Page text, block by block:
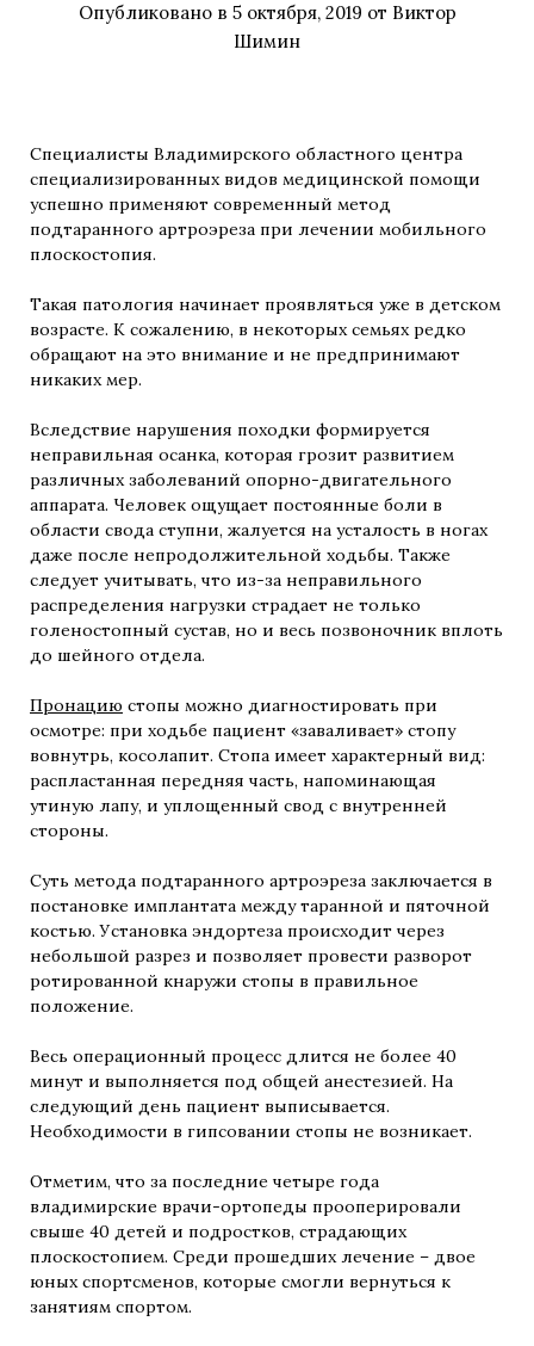
Опубликовано в 5 октября, 2019 от Виктор
Шимин
Специалисты Владимирского областного центра
специализированных видов медицинской помощи
успешно применяют современный метод
подтаранного артроэреза при лечении мобильного
плоскостопия.
Такая патология начинает проявляться уже в детском
возрасте. К сожалению, в некоторых семьях редко
обращают на это внимание и не предпринимают
никаких мер.
Вследствие нарушения походки формируется
неправильная осанка, которая грозит развитием
различных заболеваний опорно-двигательного
аппарата. Человек ощущает постоянные боли в
области свода ступни, жалуется на усталость в ногах
даже после непродолжительной ходьбы. Также
следует учитывать, что из-за неправильного
распределения нагрузки страдает не только
голеностопный сустав, но и весь позвоночник вплоть
до шейного отдела.
Пронацию стопы можно диагностировать при
осмотре: при ходьбе пациент «заваливает» стопу
вовнутрь, косолапит. Стопа имеет характерный вид:
распластанная передняя часть, напоминающая
утиную лапу, и уплощенный свод с внутренней
стороны.
Суть метода подтаранного артроэреза заключается в
постановке имплантата между таранной и пяточной
костью. Установка эндортеза происходит через
небольшой разрез и позволяет провести разворот
ротированной кнаружи стопы в правильное
положение.
Весь операционный процесс длится не более 40
минут и выполняется под общей анестезией. На
следующий день пациент выписывается.
Необходимости в гипсовании стопы не возникает.
Отметим, что за последние четыре года
владимирские врачи-ортопеды прооперировали
свыше 40 детей и подростков, страдающих
плоскостопием. Среди прошедших лечение – двое
юных спортсменов, которые смогли вернуться к
занятиям спортом.